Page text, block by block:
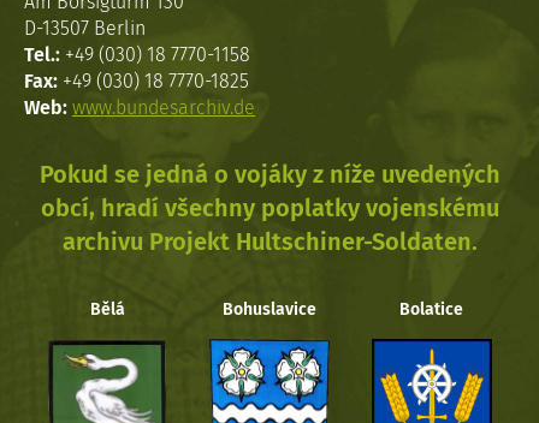
D-13507 Berlin
Tel.: +49 (030) 18 7770-1158
Fax: +49 (030) 18 7770-1825
Web: www.bundesarchiv.de
Pokud se jedná o vojáky z níže uvedených
obcí, hradí všechny poplatky vojenskému
archivu Projekt Hultschiner-Soldaten.
Bělá Bohuslavice Bolatice